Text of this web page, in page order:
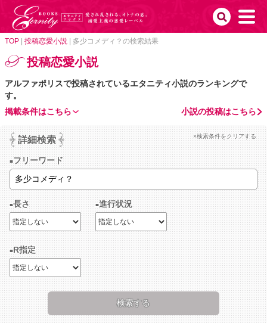
TOP 投稿恋愛小説 多少コメディ？の検索結果
投稿恋愛小説
アルファポリスで投稿されているエタニティ小説のランキングで
す。
小説の投稿はこちら
掲載条件はこちら
詳細検索 ×検索条件をクリアする
フリーワード
長さ 進行状況
R指定